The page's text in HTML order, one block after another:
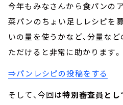
今年もみなさんから食パンの
菜パンのちょい足しレシピを
いの量を使うかなど、分量な
ただけると非常に助かります。
⇒パンレシピの投稿をする
そして、今回は特別審査員とし